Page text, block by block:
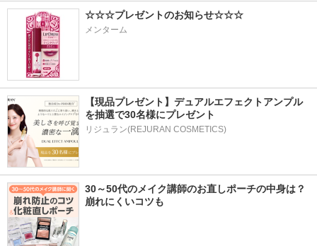
☆☆☆プレゼントのお知らせ☆☆☆
メンターム
【現品プレゼント】デュアルエフェクトアンプル
を抽選で30名様にプレゼント
リジュラン(REJURAN COSMETICS)
30～50代のメイク講師のお直しポーチの中身は？
崩れにくいコツも